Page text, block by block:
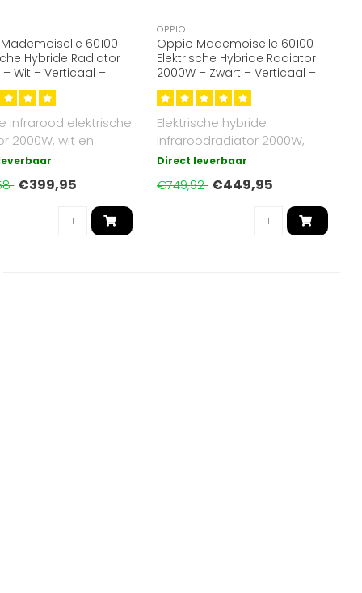
60100
Hybride Radiator
– Wit – Verticaal –
& Convectie
infrarood elektrische
2000W, wit en
met Wi-Fi functi..
€399,95
OPPIO
Oppio Mademoiselle 60100
Elektrische Hybride Radiator
2000W – Zwart – Verticaal –
Infrarood & Convectie
Elektrische hybride
infraroodradiator 2000W,
zwart en verticaal, met Wi-Fi
funct..
Direct leverbaar
€749,92 €449,95